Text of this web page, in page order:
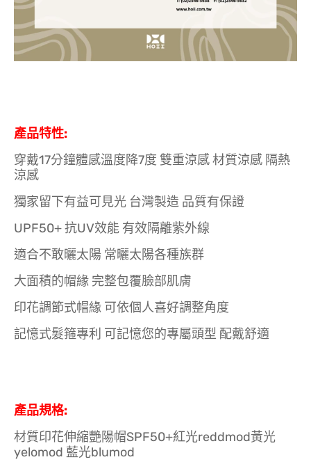
產品特性:
穿戴17分鐘體感溫度降7度 雙重涼感 材質涼感 隔熱
涼感
獨家留下有益可見光 台灣製造 品質有保證
UPF50+ 抗UV效能 有效隔離紫外線
適合不敢曬太陽 常曬太陽各種族群
大面積的帽緣 完整包覆臉部肌膚
印花調節式帽緣 可依個人喜好調整角度
記憶式髮箍專利 可記憶您的專屬頭型 配戴舒適
產品規格:
材質印花伸縮艷陽帽SPF50+紅光reddmod黃光
yelomod 藍光blumod